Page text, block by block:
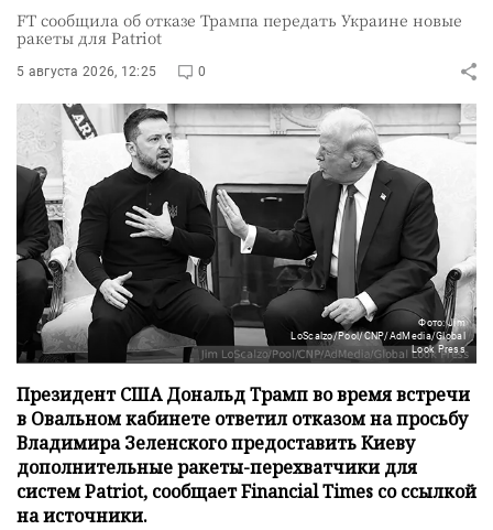
FT сообщила об отказе Трампа передать Украине новые
ракеты для Patriot
5 августа 2026, 12:25 0
Фото: Jim
LoScalzo/Pool/CNP/AdMedia/Global
Look Press
Президент США Дональд Трамп во время встречи
в Овальном кабинете ответил отказом на просьбу
Владимира Зеленского предоставить Киеву
дополнительные ракеты-перехватчики для
систем Patriot, сообщает Financial Times со ссылкой
на источники.